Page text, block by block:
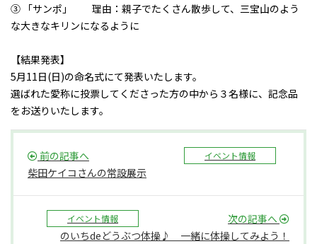
③ 「サンポ」 理由：親子でたくさん散歩して、三宝山のよう
な大きなキリンになるように
【結果発表】
5月11日(日)の命名式にて発表いたします。
選ばれた愛称に投票してくださった方の中から３名様に、記念品
をお送りいたします。
前の記事へ イベント情報
柴田ケイコさんの常設展示
イベント情報
次の記事へ
のいちdeどうぶつ体操♪ 一緒に体操してみよう！